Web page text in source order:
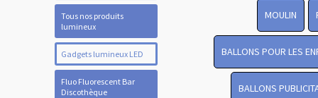
Tous nos produits
lumineux
Gadgets lumineux LED
Fluo Fluorescent Bar
Discothèque
MOULIN
BALLONS POUR LES
BALLONS